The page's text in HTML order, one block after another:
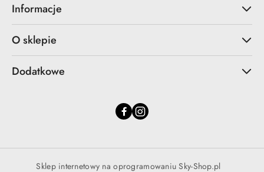
Informacje
O sklepie
Dodatkowe
Sklep internetowy na oprogramowaniu Sky-Shop.pl